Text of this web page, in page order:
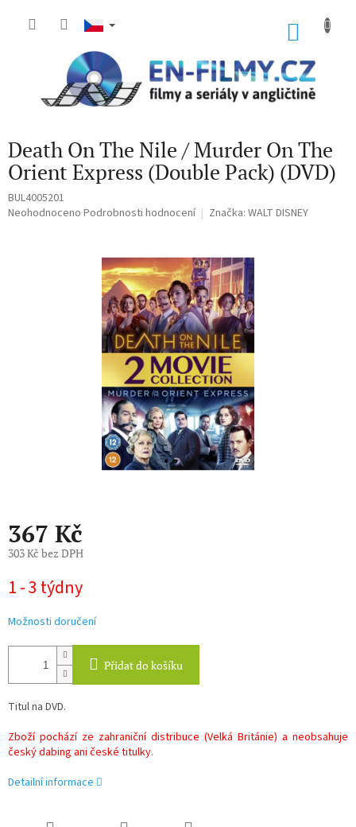
Death On The Nile / Murder On The
Orient Express (Double Pack) (DVD)
BUL4005201
Průměrné
Neohodnoceno Podrobnosti hodnocení Značka: WALT DISNEY
367 Kč
303 Kč bez DPH
cena:
1 - 3 týdny
Možnosti doručení
Přidat do košíku
Titul na DVD.
Zboží pochází ze zahraniční distribuce (Velká Británie) a neobsahuje
český dabing ani české titulky.
Detailní informace